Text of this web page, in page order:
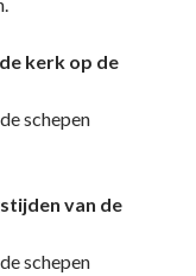
kerk op de
schepen
van de
schepen